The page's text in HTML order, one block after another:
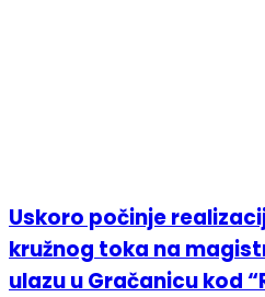
Uskoro počinje
kružnog toka na
ulazu u Gračanicu kod